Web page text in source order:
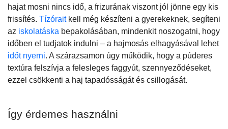
hajat mosni nincs idő, a frizurának viszont jól jönne egy kis
frissítés. Tízóraitkell még készíteni a gyerekeknek, segíteni
az iskolatáska bepakolásában, mindenkit noszogatni, hogy
időben el tudjatok indulni – a hajmosás elhagyásával lehet
időt nyerni. A szárazsamon úgy működik, hogy a púderes
textúra felszívja a felesleges faggyút, szennyeződéseket,
ezzel csökkenti a haj tapadósságát és csillogását.
Így érdemes használni